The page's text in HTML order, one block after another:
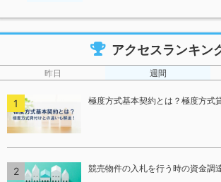
アクセスランキン
昨日 週間
極度方式基本契約とは？極度方式
競売物件の入札を行う時の資金調